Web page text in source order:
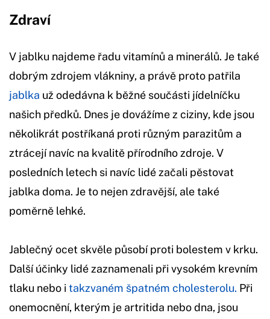
Zdraví
V jablku najdeme řadu vitamínů a minerálů. Je také
dobrým zdrojem vlákniny, a právě proto patřila
jablka už odedávna k běžné součásti jídelníčku
našich předků. Dnes je dovážíme z ciziny, kde jsou
několikrát postříkaná proti různým parazitům a
ztrácejí navíc na kvalitě přírodního zdroje. V
posledních letech si navíc lidé začali pěstovat
jablka doma. Je to nejen zdravější, ale také
poměrně lehké.
Jablečný ocet skvěle působí proti bolestem v krku.
Další účinky lidé zaznamenali při vysokém krevním
tlaku nebo i takzvaném špatném cholesterolu. Při
onemocnění, kterým je artritida nebo dna, jsou